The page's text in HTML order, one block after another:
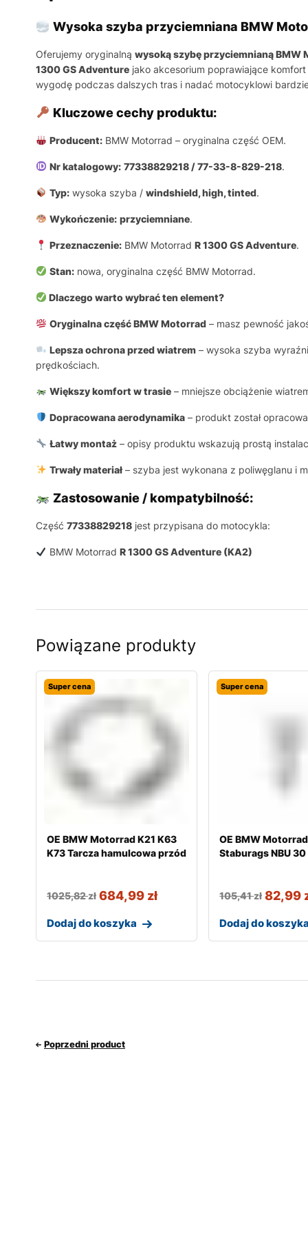
Wysoka szyba przyciemniana BMW
Oferujemy oryginalną wysoką szybę przyciemnianą BMW
1300 GS Adventure jako akcesorium poprawiające
wygodę podczas dalszych tras i nadać motocyklowi
Kluczowe cechy produktu:
Producent:BMW Motorrad – oryginalna część OEM.
Nr katalogowy: 77338829218 / 77-33-8-829-218.
Typ:wysoka szyba / windshield, high, tinted.
Wykończenie: przyciemniane.
Przeznaczenie:BMW Motorrad R 1300 GS Adventure.
Stan:nowa, oryginalna część BMW Motorrad.
Dlaczego warto wybrać ten element?
Oryginalna część BMW Motorrad– masz pewność
Lepsza ochrona przed wiatrem– wysoka szyba
prędkościach.
Większy komfort w trasie– mniejsze obciążenie
Dopracowana aerodynamika– produkt został
Łatwy montaż– opisy produktu wskazują prostą
Trwały materiał– szyba jest wykonana z poliwęglanu i
Zastosowanie / kompatybilność:
Część 77338829218 jest przypisana do motocykla:
BMW Motorrad R 1300 GS Adventure (KA2)
Powiązane produkty
Super cena
OE BMW Motorrad K21 K63
K73 Tarcza hamulcowa przód
1025,82zł 684,99 zł
Dodaj do koszyka
Super cena
OE BMW
Staburags NBU
105,41zł 82,99
Dodaj do
Poprzedni product